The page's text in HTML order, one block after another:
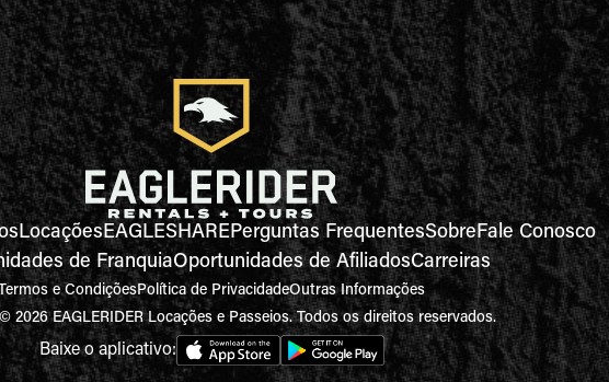
LocaçõesEAGLESHAREPerguntas FrequentesSobreFale Conosco
de FranquiaOportunidades de AfiliadosCarreiras
e CondiçõesPolítica de PrivacidadeOutras Informações
2026 EAGLERIDER Locações e Passeios. Todos os direitos reservados.
Baixe o aplicativo: